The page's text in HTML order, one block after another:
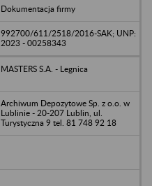
Dokumentacja firmy
992700/611/2518/2016-SAK; UNP:
2023 - 00258343
MASTERS S.A. - Legnica
Archiwum Depozytowe Sp. z o.o. w
Lublinie - 20-207 Lublin, ul.
Turystyczna 9 tel. 81 748 92 18